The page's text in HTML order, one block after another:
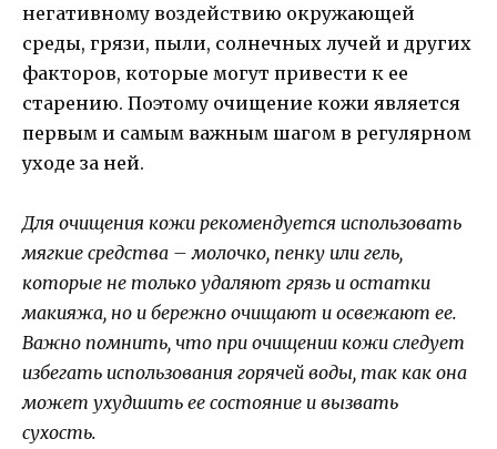
негативному воздействию окружающей
среды, грязи, пыли, солнечных лучей и других
факторов, которые могут привести к ее
старению. Поэтому очищение кожи является
первым и самым важным шагом в регулярном
уходе за ней.
Для очищения кожи рекомендуется использовать
мягкие средства – молочко, пенку или гель,
которые не только удаляют грязь и остатки
макияжа, но и бережно очищают и освежают ее.
Важно помнить, что при очищении кожи следует
избегать использования горячей воды, так как она
может ухудшить ее состояние и вызвать
сухость.